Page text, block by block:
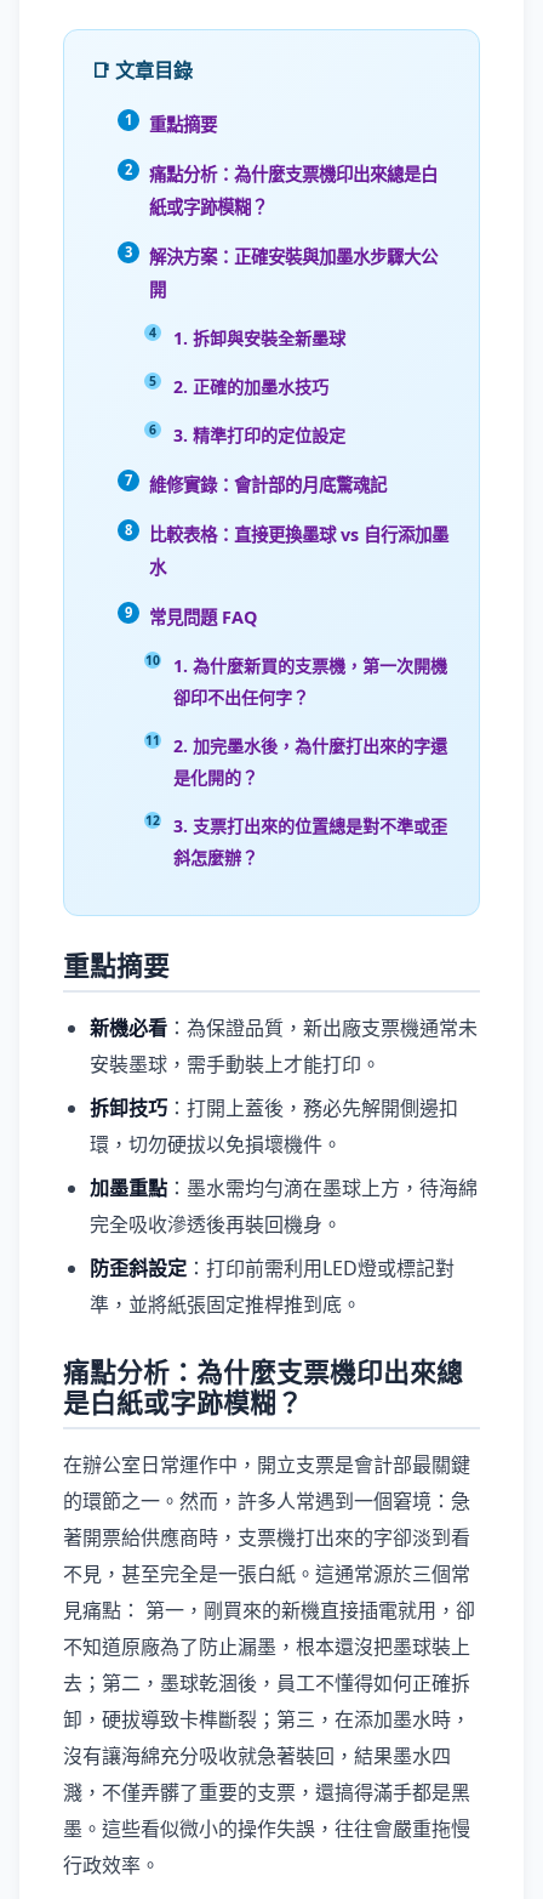
📑 文章目錄
重點摘要
痛點分析：為什麼支票機印出來總是白
紙或字跡模糊？
解決方案：正確安裝與加墨水步驟大公
開
1. 拆卸與安裝全新墨球
2. 正確的加墨水技巧
3. 精準打印的定位設定
維修實錄：會計部的月底驚魂記
比較表格：直接更換墨球 vs 自行添加墨
水
常見問題 FAQ
1. 為什麼新買的支票機，第一次開機
卻印不出任何字？
2. 加完墨水後，為什麼打出來的字還
是化開的？
3. 支票打出來的位置總是對不準或歪
斜怎麼辦？
重點摘要
新機必看 ：為保證品質，新出廠支票機通常未
安裝墨球，需手動裝上才能打印。
拆卸技巧 ：打開上蓋後，務必先解開側邊扣
環，切勿硬拔以免損壞機件。
加墨重點 ：墨水需均勻滴在墨球上方，待海綿
完全吸收滲透後再裝回機身。
防歪斜設定 ：打印前需利用LED燈或標記對
準，並將紙張固定推桿推到底。
痛點分析：為什麼支票機印出來總
是白紙或字跡模糊？
在辦公室日常運作中，開立支票是會計部最關鍵
的環節之一。然而，許多人常遇到一個窘境：急
著開票給供應商時，支票機打出來的字卻淡到看
不見，甚至完全是一張白紙。這通常源於三個常
見痛點： 第一，剛買來的新機直接插電就用，卻
不知道原廠為了防止漏墨，根本還沒把墨球裝上
去；第二，墨球乾涸後，員工不懂得如何正確拆
卸，硬拔導致卡榫斷裂；第三，在添加墨水時，
沒有讓海綿充分吸收就急著裝回，結果墨水四
濺，不僅弄髒了重要的支票，還搞得滿手都是黑
墨。這些看似微小的操作失誤，往往會嚴重拖慢
行政效率。